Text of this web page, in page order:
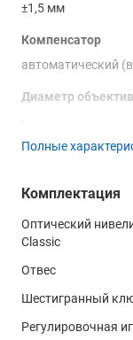
вы можете в нашем
связи или онлайн-
±1,5 мм
Компенсатор
автоматический
Диаметр
Поле зрения
1°20'
Минимальное
0.5 м
Коэффициент
Полные
Комплектация
Оптический
Classic
Отвес
Шестигранный
Регулировочная